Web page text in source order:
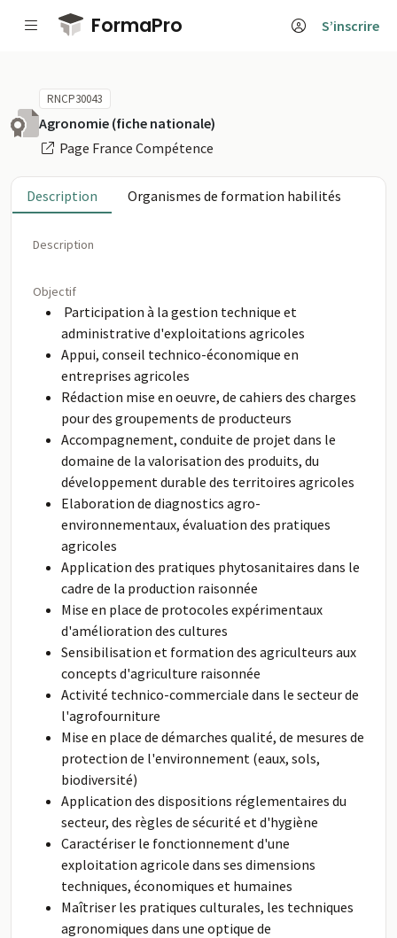
Passer au contenu principal
FormaPro S’inscrire
RNCP30043
Agronomie (fiche nationale)
Page France Compétence
Description Organismes de formation habilités
Description
Objectif
Participation à la gestion technique et
administrative d'exploitations agricoles
Appui, conseil technico-économique en
entreprises agricoles
Rédaction mise en oeuvre, de cahiers des charges
pour des groupements de producteurs
Accompagnement, conduite de projet dans le
domaine de la valorisation des produits, du
développement durable des territoires agricoles
Elaboration de diagnostics agro-
environnementaux, évaluation des pratiques
agricoles
Application des pratiques phytosanitaires dans le
cadre de la production raisonnée
Mise en place de protocoles expérimentaux
d'amélioration des cultures
Sensibilisation et formation des agriculteurs aux
concepts d'agriculture raisonnée
Activité technico-commerciale dans le secteur de
l'agrofourniture
Mise en place de démarches qualité, de mesures de
protection de l'environnement (eaux, sols,
biodiversité)
Application des dispositions réglementaires du
secteur, des règles de sécurité et d'hygiène
Caractériser le fonctionnement d'une
exploitation agricole dans ses dimensions
techniques, économiques et humaines
Maîtriser les pratiques culturales, les techniques
agronomiques dans une optique de